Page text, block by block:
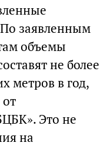
заявленным
объемы
не более
метров в год,
от
Это не
на